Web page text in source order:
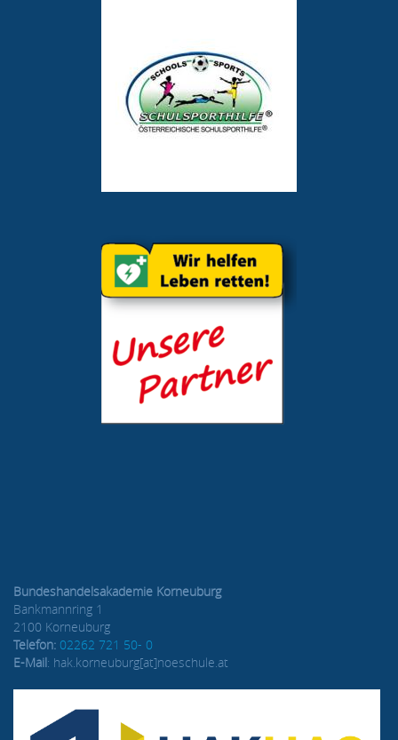
Bundeshandelsakademie Korneuburg
Bankmannring 1
2100 Korneuburg
Telefon: 02262 721 50- 0
E-Mail: hak.korneuburg[at]noeschule.at